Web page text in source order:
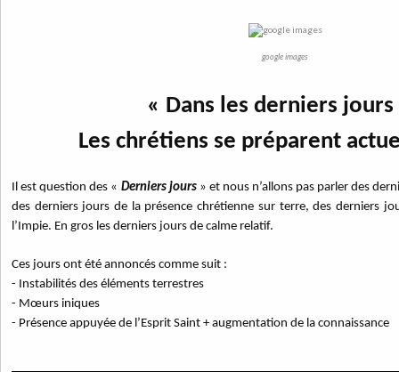
google images
« Dans les derniers jours
Les chrétiens se préparent
Il est question des « Derniers jours» et nous n’allons pas parler des
des derniers jours de la présence chrétienne sur terre, des derniers
l’Impie. En gros les derniers jours de calme relatif.
Ces jours ont été annoncés comme suit :
- Instabilités des éléments terrestres
- Mœurs iniques
- Présence appuyée de l’Esprit Saint + augmentation de la connaissance